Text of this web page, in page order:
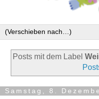
Posts mit dem Label
Samstag, 8.